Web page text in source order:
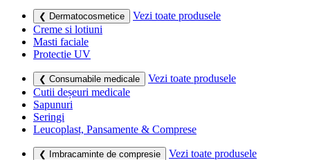
❮ Dermatocosmetice
Vezi toate produsele
Creme si lotiuni
Masti faciale
Protectie UV
❮ Consumabile medicale
Vezi toate produsele
Cutii deșeuri medicale
Sapunuri
Seringi
Leucoplast, Pansamente & Comprese
❮ Imbracaminte de compresie
Vezi toate produsele